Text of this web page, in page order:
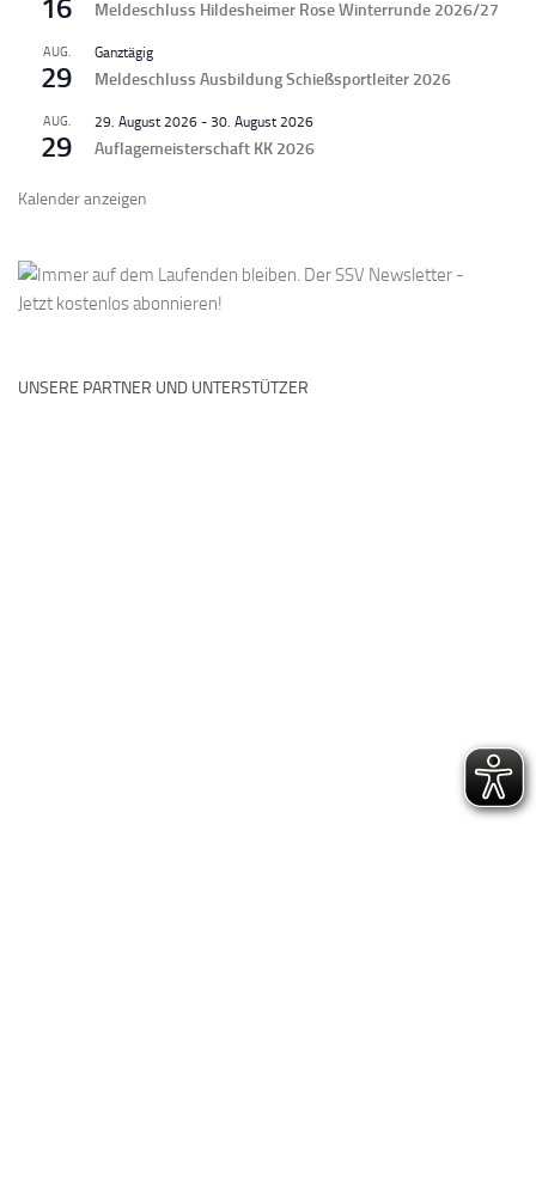
16 Meldeschluss Hildesheimer Rose Winterrunde 2026/27
AUG.
29
Ganztägig
Meldeschluss Ausbildung Schießsportleiter 2026
AUG.
29
29. August 2026 - 30. August 2026
Auflagemeisterschaft KK 2026
Kalender anzeigen
UNSERE PARTNER UND UNTERSTÜTZER